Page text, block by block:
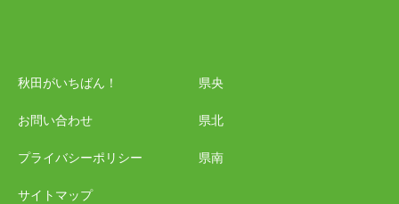
秋田がいちばん！
お問い合わせ
プライバシーポリシー
サイトマップ
県央
県北
県南